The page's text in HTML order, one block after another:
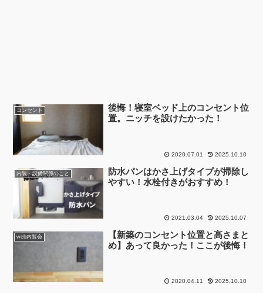
コンセント
後悔！寝室ベッド上のコンセント位
置。ニッチを設けたかった！
2020.07.01 2025.10.10
内装・設備関係のこと
防水パンはかさ上げタイプが掃除し
やすい！水栓付きがおすすめ！
2021.03.04 2025.10.07
web内覧会
【新築のコンセント位置と高さまと
め】あって良かった！ここが後悔！
2020.04.11 2025.10.10